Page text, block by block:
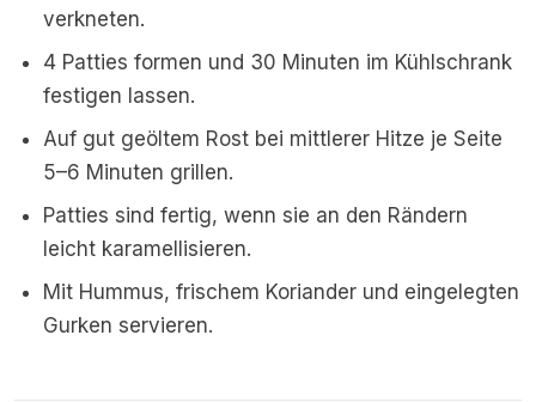
verkneten.
4 Patties formen und 30 Minuten im Kühlschrank
festigen lassen.
Auf gut geöltem Rost bei mittlerer Hitze je Seite
5–6 Minuten grillen.
Patties sind fertig, wenn sie an den Rändern
leicht karamellisieren.
Mit Hummus, frischem Koriander und eingelegten
Gurken servieren.